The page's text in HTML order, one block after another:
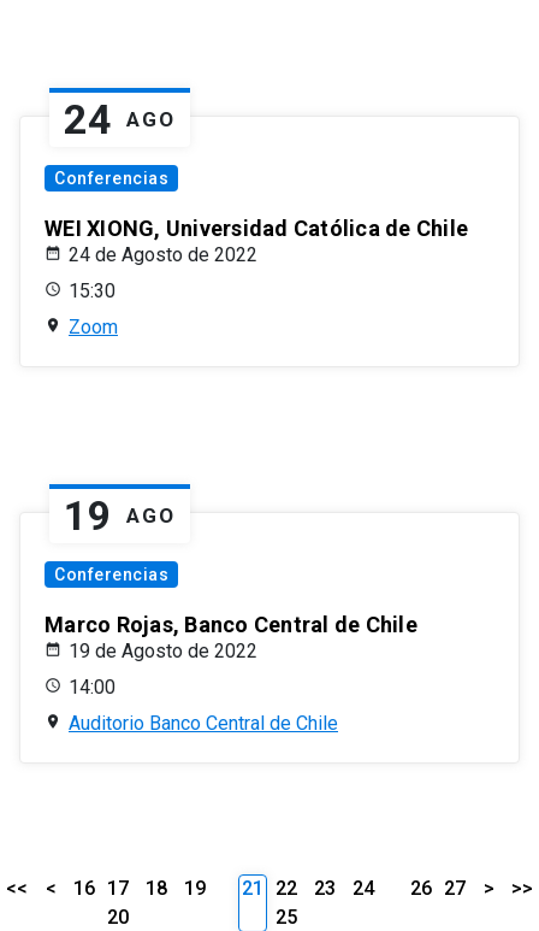
24 AGO
Conferencias
WEI XIONG, Universidad Católica de Chile
24 de Agosto de 2022
15:30
Zoom
19 AGO
Conferencias
Marco Rojas, Banco Central de Chile
19 de Agosto de 2022
14:00
Auditorio Banco Central de Chile
<< < 16 17 18
19
20
21 22 23
24
25
26 27 > >>